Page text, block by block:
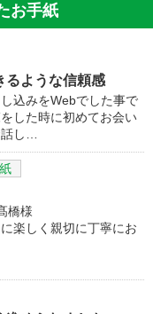
お手紙
るような信頼感
込みをWebでした事で
した時に初めてお会い
し…
橋様
楽しく親切に丁寧にお